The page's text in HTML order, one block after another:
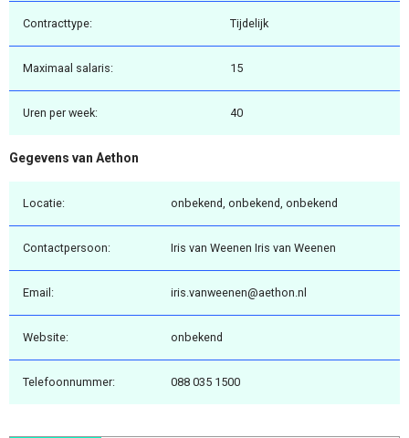
Contracttype: Tijdelijk
Maximaal salaris: 15
Uren per week: 40
Gegevens van Aethon
Locatie: onbekend, onbekend, onbekend
Contactpersoon: Iris van Weenen Iris van Weenen
Email: iris.vanweenen@aethon.nl
Website: onbekend
Telefoonnummer: 088 035 1500